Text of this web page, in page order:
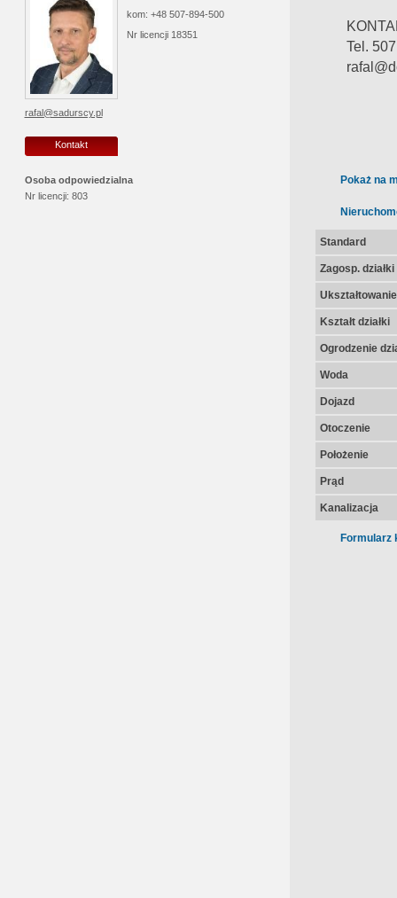
kom: +48 507-894-500
Nr licencji 18351
rafal@sadurscy.pl
Kontakt
Osoba odpowiedzialna
Nr licencji: 803
Tel.
Pokaż na
Standard
Zagosp. działki
Kształt działki
Ogrodzenie
Woda
Dojazd
Otoczenie
Położenie
Prąd
Kanalizacja
Formularz